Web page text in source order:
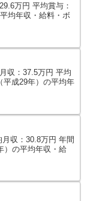
万円 平均賞与：
均年収・給料・ボ
収：37.5万円 平均
平成29年）の平均年
収：30.8万円 年間
）の平均年収・給